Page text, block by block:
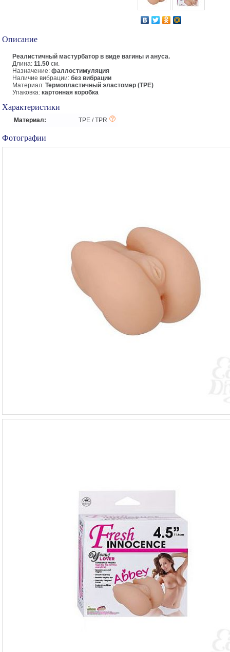
Описание
Реалистичный мастурбатор в виде вагины и ануса.
Длина: 11.50 см.
Назначение: фаллостимуляция
Наличие вибрации: без вибрации
Материал: Термопластичный эластомер (TPE)
Упаковка: картонная коробка
Характеристики
Материал: TPE / TPR
Фотографии